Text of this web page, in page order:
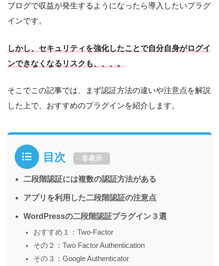
ブログで収益が発生するようになったら導入したいプラグ
インです。
しかし、セキュリティを強化したことで自分自身がログイ
ンできなくなるリスクも、、、。
そこでこの記事では、まず認証方法の違いや注意点を解説
した上で、おすすめのプラグインを紹介します。
目次 非表示
二段階認証には複数の認証方法がある
アプリを利用した二段階認証の注意点
WordPressの二段階認証プラグイン３選
おすすめ１：Two-Factor
その２：Two Factor Authentication
その３：Google Authenticator